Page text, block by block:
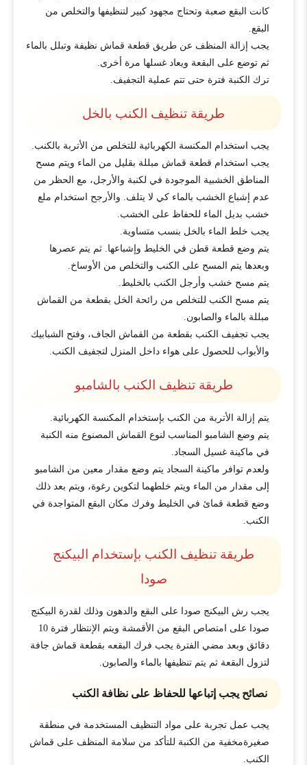
كانت البقع صعبة وتحتاج مجهود كبير لتنظيفها والتخلص من
البقع.
يجب إزالة المنظف عن طريق قطعة قماش نظيفة وتبلل بالماء
ثم توضع على البقعة ويعاد غسلها مرة أخرى.
ترك الكنبة فترة حتى تتم عملية التجفيف.
طريقة تنظيف الكنب بالخل
يجب استخدام المكنسة الكهربائية للتخلص من الأتربة بالكنب.
يجب استخدام قطعة قماش مبللة بقليل من الماء ويتم مسح
المناطق الخشبية الموجودة في لكنبة والأرجل، مع الحظر من
عدم إشباع الخشب بالماء كي لا يتلف. والأرجح استخدام ملع
خشب بديل الماء للحفاظ على الخشب.
يجب خلط الماء بالخل بنسب متساوية.
يتم وضع قطعة قطن في الخليط وإشباعها. ثم يتم عصرها
وبعدها يتم المسح على الكنب والتخلص من الأوساخ.
يتم مسح خشب وأرجل الكنب بالخليط.
يتم مسح الكنب للتخلص من رائحة الخل بقطعة من القماش
مبللة بالماء والصابون.
يجب تجفيف الكنب بقطعة من القماش الجاف، وفتح الشبابيك
والأبواب للحصول على هواء داخل المنزل لتجفيف الكنب.
طريقة تنظيف الكنب بالشامبو
يتم إزالة الأتربة من الكنب بإستخدام المكنسة الكهربائية.
يتم وضع الشامبو المناسب لنوع القماش المصنوع منه الكنبة
في ماكينة غسيل السجاد.
ولعدم توافر ماكينة السجاد يتم وضع مقدار معين من الشامبو
إلى مقدار من الماء ويتم خلطهما لتكوين رغوة، ويتم بعد ذلك
وضع قطعة قمائ في الخليط وفرك مكان البقع المتواجدة في
الكنب.
طريقة تنظيف الكنب بإستخدام البيكنج
صودا
يجب رش البيكنج صودا على البقع والدهون وذلك لقدرة البيكنج
صودا على امتصاص البقع من الأقمشة ويتم الإنتظار فترة 10
دقائق وبعد مضي الفترة يجب فرك البقعه بقطعة قماش جافة
لتزول البقعة ثم يتم تنظيفها بالماء والصابون.
نصائح يجب إتباعها للحفاظ على نظافة الكنب
يجب عمل تجربة على مواد التنظيف المستخدمة في منطقة
صغيرةمخفية من الكنبة للتأكد من سلامة المنظف على قماش
الكنب.